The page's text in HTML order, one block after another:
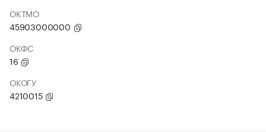
ОКТМО
45903000000
ОКФС
16
ОКОГУ
4210015